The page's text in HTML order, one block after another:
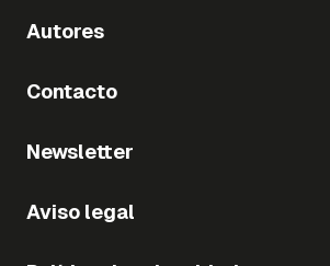
Autores
Contacto
Newsletter
Aviso legal